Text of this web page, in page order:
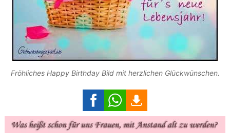
Fröhliches Happy Birthday Bild mit herzlichen Glückwünschen.